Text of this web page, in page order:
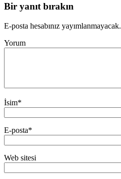
Bir yanıt bırakın
E-posta hesabınız yayımlanmayacak.
Yorum
İsim*
E-posta*
Web sitesi